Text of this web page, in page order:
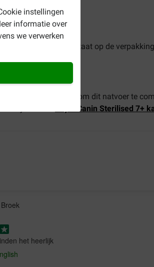
instellingen
informatie over
we verwerken
kattenvoer staat op de
. Advies is om dit natvoer te
Royal Canin Sterilised 7+
het heerlijk